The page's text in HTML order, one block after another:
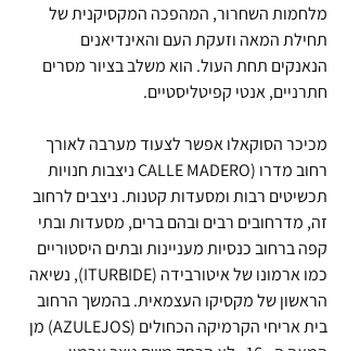
מלחמות השחרור, המהפכה המקסיקנית של
תחילת המאה וזעקת העם והאינדיאנים
הנאנקים תחת העול. הוא משלב בציור מסרים
חתרניים, אנטי קפיטליסטיים.
מכיכר הסוקאלו אפשר לצעוד מערבה לאורך
רחוב מדרו (CALLE MADERO ניצבות חנויות
תכשיטים רבות ומסעדות קטנות. ניצבים לרחוב
זה, מדרחובים רבים ובהם ברים, מסעדות ובתי
קפה ברחוב כנסיות מעניינות ובתים היסטוריים
כמו ארמונו של איטורבידה (ITURBIDE), נשיאה
הראשון של מקסיקו העצמאית. בהמשך הרחוב
בית אריחי הקרמיקה הכחולים (AZULEJOS) מן